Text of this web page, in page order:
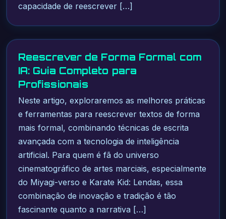
capacidade de reescrever […]
Reescrever de Forma Formal com
IA: Guia Completo para
Profissionais
Neste artigo, exploraremos as melhores práticas
e ferramentas para reescrever textos de forma
mais formal, combinando técnicas de escrita
avançada com a tecnologia de inteligência
artificial. Para quem é fã do universo
cinematográfico de artes marciais, especialmente
do Miyagi-verso e Karate Kid: Lendas, essa
combinação de inovação e tradição é tão
fascinante quanto a narrativa […]